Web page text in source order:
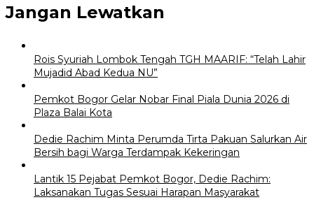
Jangan Lewatkan
Rois Syuriah Lombok Tengah TGH MAARIF: “Telah Lahir
Mujadid Abad Kedua NU”
Pemkot Bogor Gelar Nobar Final Piala Dunia 2026 di
Plaza Balai Kota
Dedie Rachim Minta Perumda Tirta Pakuan Salurkan Air
Bersih bagi Warga Terdampak Kekeringan
Lantik 15 Pejabat Pemkot Bogor, Dedie Rachim:
Laksanakan Tugas Sesuai Harapan Masyarakat